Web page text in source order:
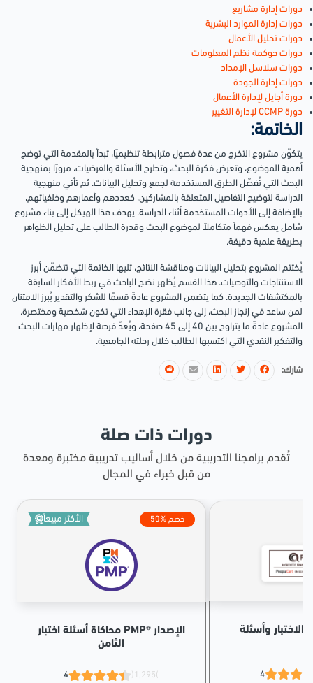
دورات إدارة مشاريع
دورات إدارة الموارد البشرية
دورات تحليل الأعمال
دورات حوكمة نظم المعلومات
دورات سلاسل الإمداد
دورات إدارة الجودة
دورة أجايل لإدارة الأعمال
دورة CCMP لإدارة التغيير
الخاتمة:
يتكوّن مشروع التخرج من عدة فصول مترابطة تنظيميًا، تبدأ بالمقدمة التي توضح
أهمية الموضوع، وتعرض فكرة البحث، وتطرح الأسئلة والفرضيات، مرورًا بمنهجية
البحث التي تُفصّل الطرق المستخدمة لجمع وتحليل البيانات. ثم تأتي منهجية
الدراسة لتوضيح التفاصيل المتعلقة بالمشاركين، كعددهم وأعمارهم وخلفياتهم،
بالإضافة إلى الأدوات المستخدمة أثناء الدراسة. يهدف هذا الهيكل إلى بناء مشروع
شامل يعكس فهماً متكاملاً لموضوع البحث وقدرة الطالب على تحليل الظواهر
بطريقة علمية دقيقة.
يُختتم المشروع بتحليل البيانات ومناقشة النتائج، تليها الخاتمة التي تتضمّن أبرز
الاستنتاجات والتوصيات. هذا القسم يُظهر نضج الباحث في ربط الأفكار السابقة
بالمكتشفات الجديدة. كما يتضمن المشروع عادةً قسمًا للشكر والتقدير يُبرز الامتنان
لمن ساعد في إنجاز البحث، إلى جانب فقرة الإهداء التي تكون شخصية ومختصرة.
المشروع عادةً ما يتراوح بين 40 إلى 45 صفحة، ويُعدّ فرصة لإظهار مهارات البحث
والتفكير النقدي التي اكتسبها الطالب خلال رحلته الجامعية.
شارك:
دورات ذات صلة
تُقدم برامجنا التدريبية من خلال أساليب تدريبية مختبرة ومعدة
من قبل خبراء في المجال
الأكثر مبيعاً 50% خصم
محاكاة أسئلة اختبار PMP® الإصدار
الثامن
4 (1,295) 4